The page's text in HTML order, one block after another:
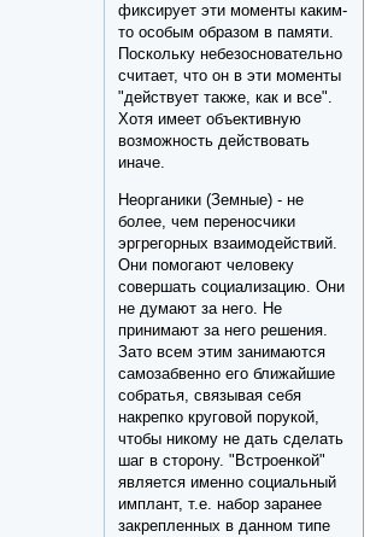
фиксирует эти моменты каким-
то особым образом в памяти.
Поскольку небезосновательно
считает, что он в эти моменты
"действует также, как и все".
Хотя имеет объективную
возможность действовать
иначе.
Неорганики (Земные) - не
более, чем переносчики
эргрегорных взаимодействий.
Они помогают человеку
совершать социализацию. Они
не думают за него. Не
принимают за него решения.
Зато всем этим занимаются
самозабвенно его ближайшие
собратья, связывая себя
накрепко круговой порукой,
чтобы никому не дать сделать
шаг в сторону. "Встроенкой"
является именно социальный
имплант, т.е. набор заранее
закрепленных в данном типе